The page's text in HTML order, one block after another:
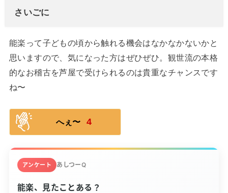
さいごに
能楽って子どもの頃から触れる機会はなかなかないかと
思いますので、気になった方はぜひぜひ。観世流の本格
的なお稽古を芦屋で受けられるのは貴重なチャンスです
ね〜
へぇ〜 4
アンケート あしつーQ
能楽、見たことある？